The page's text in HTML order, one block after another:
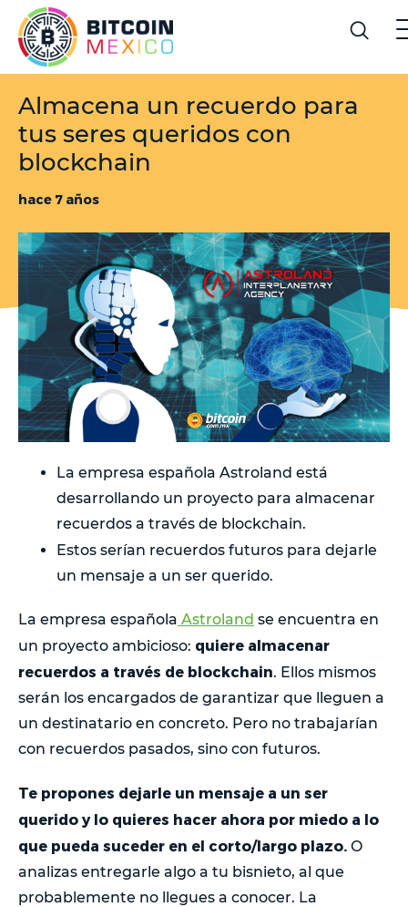
Almacena un recuerdo para
tus seres queridos con
blockchain
hace 7 años
La empresa española Astroland está
desarrollando un proyecto para almacenar
recuerdos a través de blockchain.
Estos serían recuerdos futuros para dejarle
un mensaje a un ser querido.
La empresa española Astroland se encuentra en
un proyecto ambicioso: quiere almacenar
recuerdos a través de blockchain. Ellos mismos
serán los encargados de garantizar que lleguen a
un destinatario en concreto. Pero no trabajarían
con recuerdos pasados, sino con futuros.
Te propones dejarle un mensaje a un ser
querido y lo quieres hacer ahora por miedo a lo
que pueda suceder en el corto/largo plazo. O
analizas entregarle algo a tu bisnieto, al que
probablemente no llegues a conocer. La